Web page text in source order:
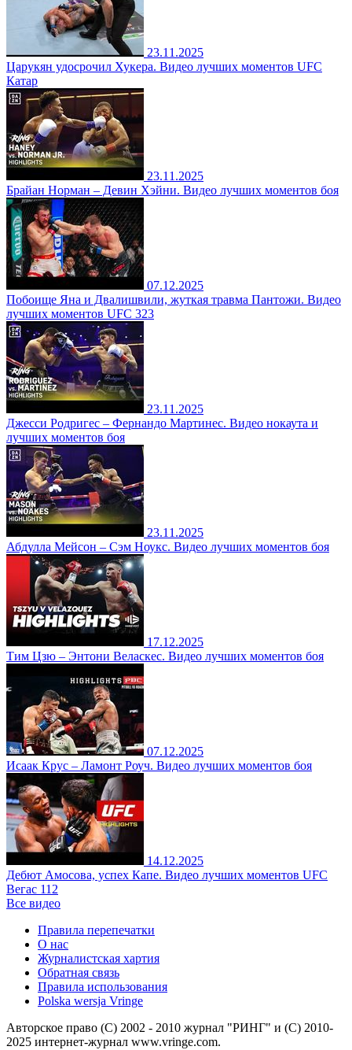
23.11.2025
Царукян удосрочил Хукера. Видео лучших моментов UFC
Катар
23.11.2025
Брайан Норман – Девин Хэйни. Видео лучших моментов боя
07.12.2025
Побоище Яна и Двалишвили, жуткая травма Пантожи. Видео
лучших моментов UFC 323
23.11.2025
Джесси Родригес – Фернандо Мартинес. Видео нокаута и
лучших моментов боя
23.11.2025
Абдулла Мейсон – Сэм Ноукс. Видео лучших моментов боя
17.12.2025
Тим Цзю – Энтони Веласкес. Видео лучших моментов боя
07.12.2025
Исаак Крус – Ламонт Роуч. Видео лучших моментов боя
14.12.2025
Дебют Амосова, успех Капе. Видео лучших моментов UFC
Вегас 112
Все видео
Правила перепечатки
О нас
Журналистская хартия
Обратная связь
Правила использования
Polska wersja Vringe
Авторское право (С) 2002 - 2010 журнал "РИНГ" и (С) 2010-
2025 интернет-журнал www.vringe.com.